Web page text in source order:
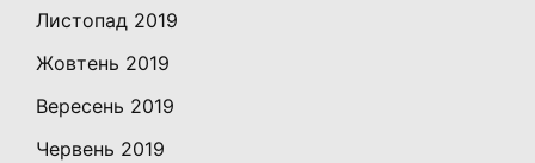
Листопад 2019
Жовтень 2019
Вересень 2019
Червень 2019